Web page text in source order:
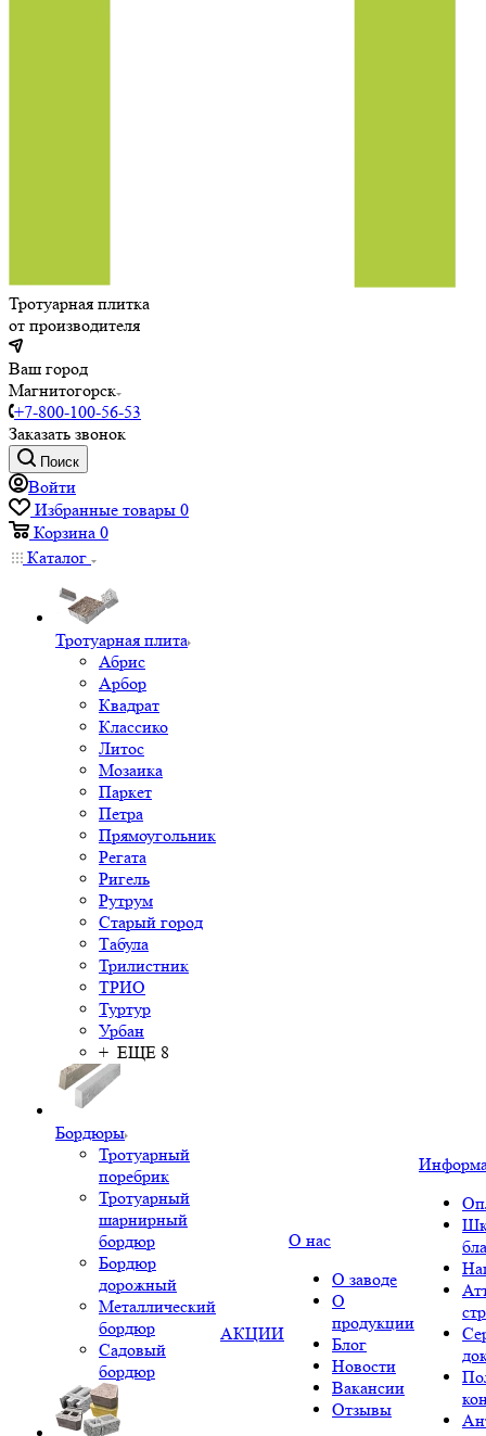
Тротуарная плитка
от производителя
Ваш город
Магнитогорск
+7-800-100-56-53
Заказать звонок
Поиск
Войти
Избранные товары 0
Корзина 0
Каталог
Тротуарная плита
Абрис
Арбор
Квадрат
Классико
Литос
Мозаика
Паркет
Петра
Прямоугольник
Регата
Ригель
Рутрум
Старый город
Табула
Трилистник
ТРИО
Туртур
Урбан
+ ЕЩЕ 8
Бордюры
Тротуарный
поребрик
Тротуарный
шарнирный
бордюр
Бордюр
дорожный
Металлический
бордюр
Садовый
бордюр
АКЦИИ
О нас
О заводе
О
продукции
Блог
Новости
Вакансии
Отзывы